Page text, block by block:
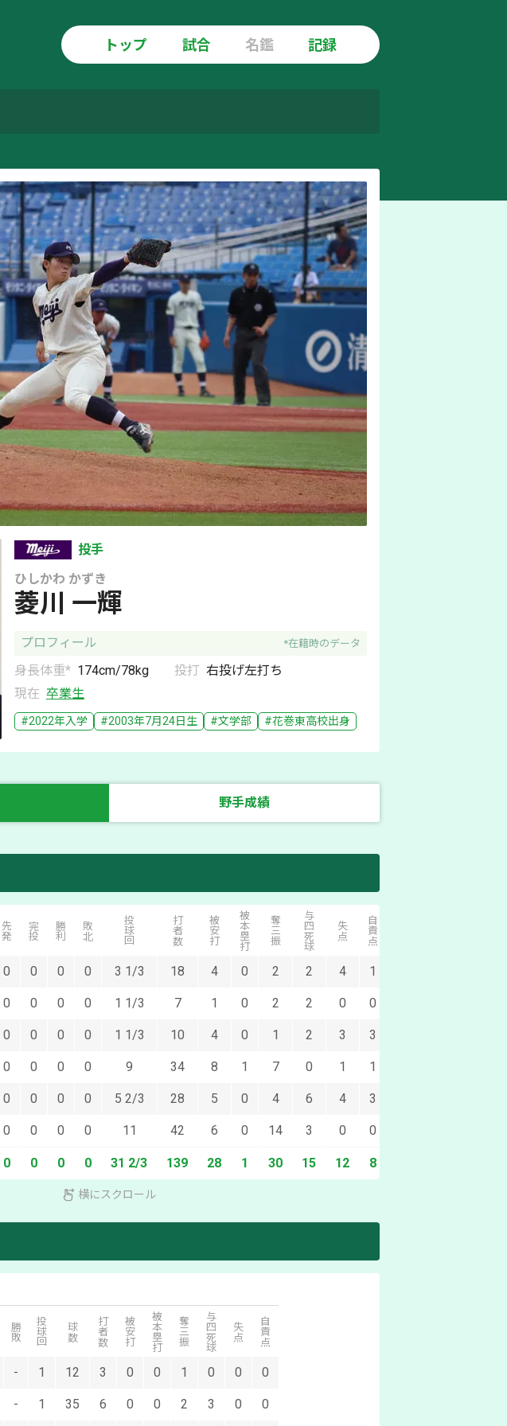
トップ 試合 名鑑 記録
投手
菱川 一輝
ひしかわ かずき
プロフィール *在籍時のデータ
身長体重* 174cm/78kg 投打 右投げ左打ち
現在 卒業生
#2022年入学 #2003年7月24日 生 #文学部 #花巻東高校出身
野手成績
先発 完投 勝利 敗北 投球回 打者数 被安打 被本塁打 奪三振 与四死球 失点 自責点
0 0 0 0 3 1/3 18 4 0 2 2 4 1
0 0 0 0 1 1/3 7 1 0 2 2 0 0
0 0 0 0 1 1/3 10 4 0 1 2 3 3
0 0 0 0 9 34 8 1 7 0 1 1
0 0 0 0 5 2/3 28 5 0 4 6 4 3
0 0 0 0 11 42 6 0 14 3 0 0
0 0 0 0 31 2/3 139 28 1 30 15 12 8
横にスクロール
勝敗 投球回 球数 打者数 被安打 被本塁打 奪三振 与四死球 失点 自責点
- 1 12 3 0 0 1 0 0 0
- 1 35 6 0 0 2 3 0 0